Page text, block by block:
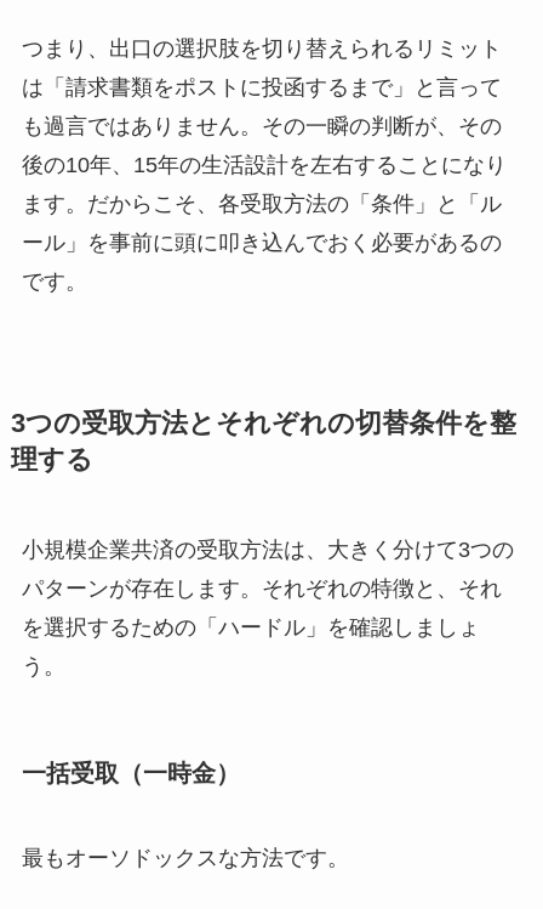
つまり、出口の選択肢を切り替えられるリミット
は「請求書類をポストに投函するまで」と言って
も過言ではありません。その一瞬の判断が、その
後の10年、15年の生活設計を左右することになり
ます。だからこそ、各受取方法の「条件」と「ル
ール」を事前に頭に叩き込んでおく必要があるの
です。
3つの受取方法とそれぞれの切替条件を整
理する
小規模企業共済の受取方法は、大きく分けて3つの
パターンが存在します。それぞれの特徴と、それ
を選択するための「ハードル」を確認しましょ
う。
一括受取（一時金）
最もオーソドックスな方法です。